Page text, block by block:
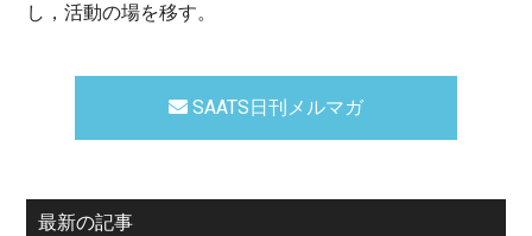
し，活動の場を移す。
SAATS日刊メルマガ
最新の記事